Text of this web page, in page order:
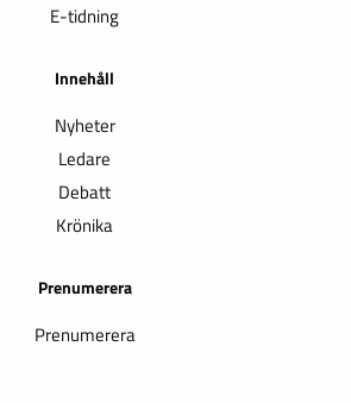
E-tidning
Innehåll
Nyheter
Ledare
Debatt
Krönika
Prenumerera
Prenumerera